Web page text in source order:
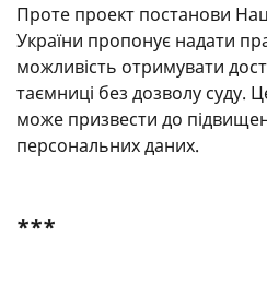
Проте проект постанови
України пропонує надати
можливість отримувати
таємниці без дозволу суду.
може призвести до
персональних даних.
***